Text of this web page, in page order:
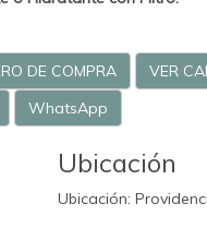
DE COMPRA
VER
WhatsApp
Ubicación
Ubicación: